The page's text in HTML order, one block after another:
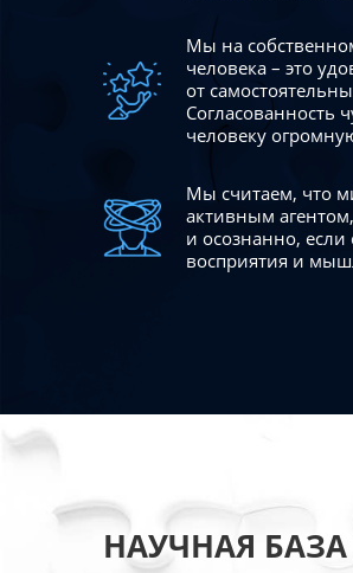
Мы на
человека – это
от
Согласованность
человеку
Мы считаем, что
активным
и осознанно, если
восприятия и
НАУЧНАЯ